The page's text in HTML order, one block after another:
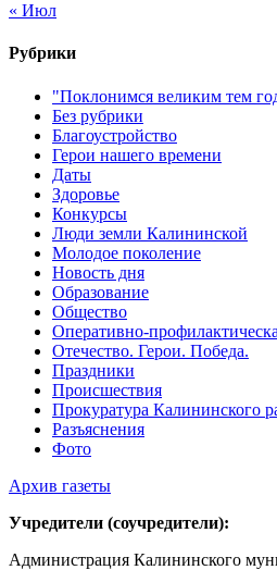
« Июл
Рубрики
"Поклонимся великим тем
Без рубрики
Благоустройство
Герои нашего времени
Даты
Здоровье
Конкурсы
Люди земли Калининской
Молодое поколение
Новость дня
Образование
Общество
Оперативно-
Отечество. Герои. Победа.
Праздники
Происшествия
Прокуратура Калининского
Разъяснения
Фото
Архив газеты
Учредители (соучредители):
Администрация Калининского